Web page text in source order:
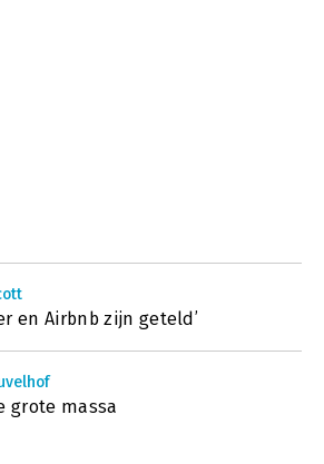
en Airbnb zijn geteld’
grote massa